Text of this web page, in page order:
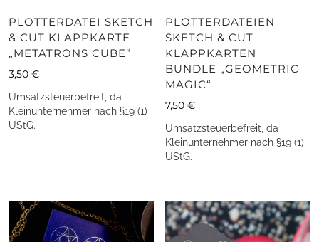
PLOTTERDATEI SKETCH
& CUT KLAPPKARTE
„METATRONS CUBE“
3,50 €
Umsatzsteuerbefreit, da
Kleinunternehmer nach §19 (1)
UStG.
PLOTTERDATEIEN
SKETCH & CUT
KLAPPKARTEN
BUNDLE „GEOMETRIC
MAGIC“
7,50€
Umsatzsteuerbefreit, da
Kleinunternehmer nach §19 (1)
UStG.